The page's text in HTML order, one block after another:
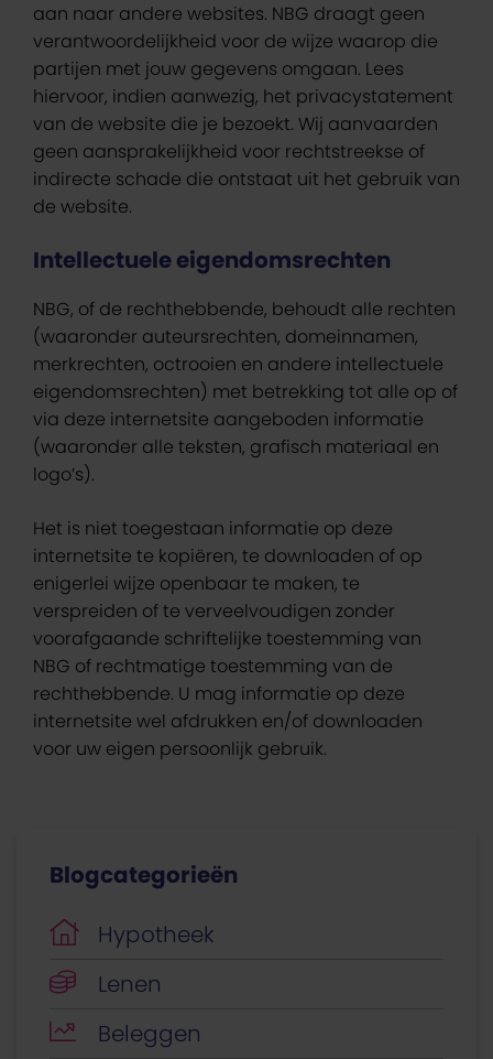
aan naar andere websites. NBG draagt geen
verantwoordelijkheid voor de wijze waarop die
partijen met jouw gegevens omgaan. Lees
hiervoor, indien aanwezig, het privacystatement
van de website die je bezoekt. Wij aanvaarden
geen aansprakelijkheid voor rechtstreekse of
indirecte schade die ontstaat uit het gebruik van
de website.
Intellectuele eigendomsrechten
NBG, of de rechthebbende, behoudt alle rechten
(waaronder auteursrechten, domeinnamen,
merkrechten, octrooien en andere intellectuele
eigendomsrechten) met betrekking tot alle op of
via deze internetsite aangeboden informatie
(waaronder alle teksten, grafisch materiaal en
logo’s).
Het is niet toegestaan informatie op deze
internetsite te kopiëren, te downloaden of op
enigerlei wijze openbaar te maken, te
verspreiden of te verveelvoudigen zonder
voorafgaande schriftelijke toestemming van
NBG of rechtmatige toestemming van de
rechthebbende. U mag informatie op deze
internetsite wel afdrukken en/of downloaden
voor uw eigen persoonlijk gebruik.
Blogcategorieën
Hypotheek
Lenen
Beleggen